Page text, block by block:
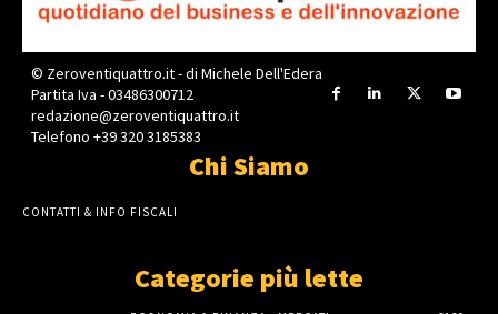
© Zeroventiquattro.it - di Michele Dell'Edera
Partita Iva - 03486300712
redazione@zeroventiquattro.it
Telefono +39 320 3185383
Chi Siamo
CONTATTI & INFO FISCALI
Categorie più lette